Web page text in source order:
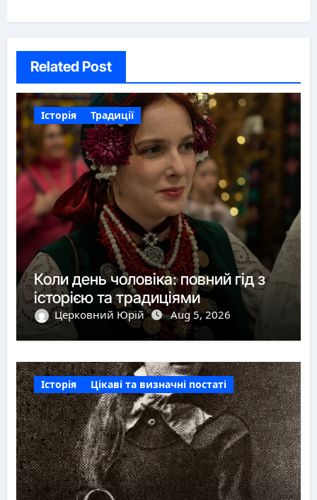
Related Post
Історія Традиції
Коли день чоловіка: повний гід з
історією та традиціями
Церковний Юрій Aug 5, 2026
Історія Цікаві та визначні постаті